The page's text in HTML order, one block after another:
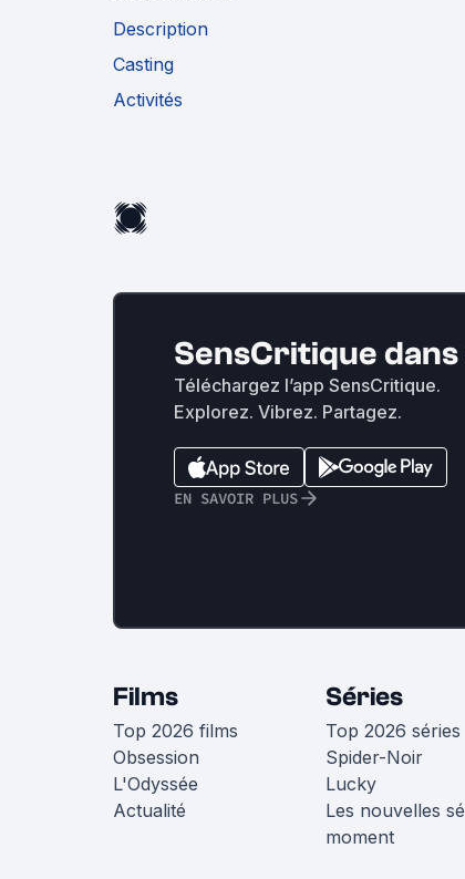
Description
Casting
Activités
SensCritique
Téléchargez l’app SensCritique.
Explorez. Vibrez. Partagez.
EN SAVOIR PLUS
Films
Top 2026 films
Obsession
L'Odyssée
Actualité
Séries
Top 2026 séries
Spider-Noir
Lucky
Les nouvelles
moment